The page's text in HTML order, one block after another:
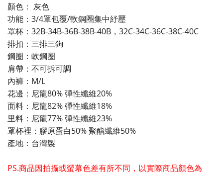
顏色： 灰色
功能：3/4罩包覆/軟鋼圈集中紓壓
罩杯：32B-34B-36B-38B-40B，32C-34C-36C-38C-40C
排扣：三排三鉤
鋼圈：軟鋼圈
肩帶：不可拆可調
內褲：M/L
花邊：尼龍80% 彈性纖維20%
面料：尼龍82% 彈性纖維18%
里料：尼龍77% 彈性纖維23%
罩杯裡：膠原蛋白50% 聚酯纖維50%
產地：台灣製
PS.商品因拍攝或螢幕色差有所不同，以實際商品顏色為